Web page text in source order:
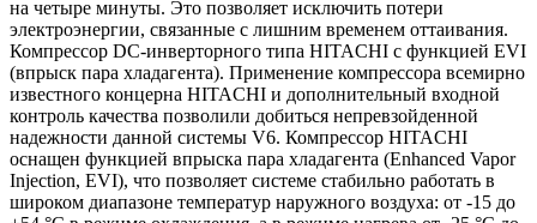
на четыре минуты. Это позволяет исключить потери
электроэнергии, связанные с лишним временем оттаивания.
Компрессор DC-инверторного типа HITACHI с функцией EVI
(впрыск пара хладагента). Применение компрессора всемирно
известного концерна HITACHI и дополнительный входной
контроль качества позволили добиться непревзойденной
надежности данной системы V6. Компрессор HITACHI
оснащен функцией впрыска пара хладагента (Enhanced Vapor
Injection, EVI), что позволяет системе стабильно работать в
широком диапазоне температур наружного воздуха: от -15 до